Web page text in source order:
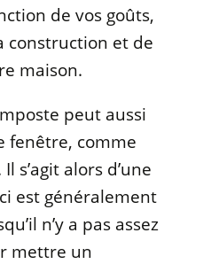
de vos goûts,
construction et de
maison.
peut aussi
fenêtre, comme
s’agit alors d’une
est généralement
n’y a pas assez
mettre un